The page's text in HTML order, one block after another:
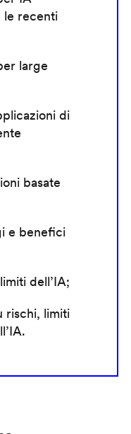
le recenti
large
di
basate
e benefici
dell’IA;
rischi, limiti